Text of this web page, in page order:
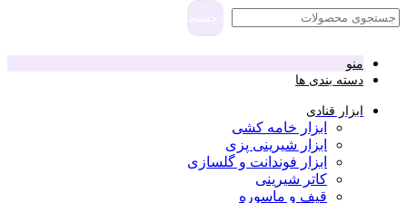
منو
دسته بندی ها
ابزار قنادی
ابزار خامه کشی
ابزار شیرینی پزی
ابزار فوندانت و گلسازی
کاتر شیرینی
قیف و ماسوره